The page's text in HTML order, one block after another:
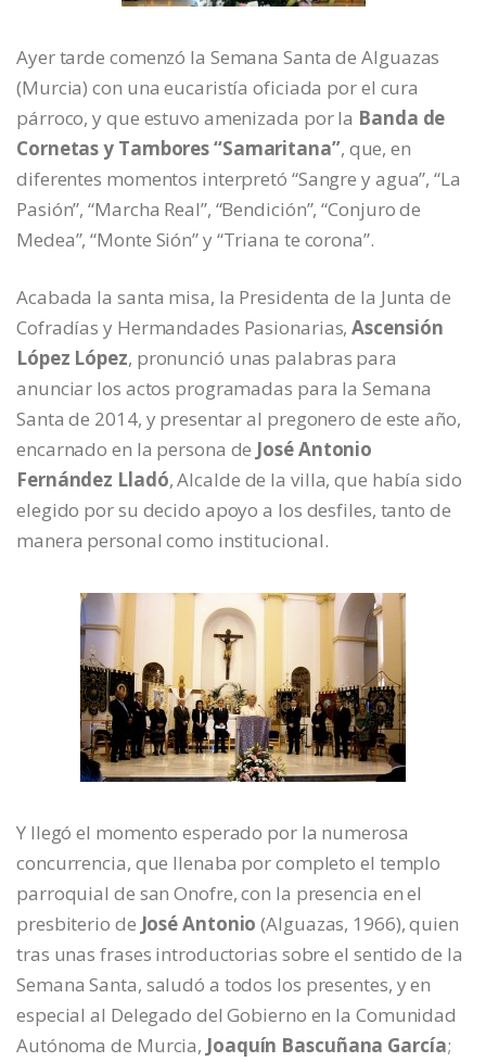
Ayer tarde comenzó la Semana Santa de Alguazas
(Murcia) con una eucaristía oficiada por el cura
párroco, y que estuvo amenizada por la Banda de
Cornetas y Tambores “Samaritana”, que, en
diferentes momentos interpretó “Sangre y agua”, “La
Pasión”, “Marcha Real”, “Bendición”, “Conjuro de
Medea”, “Monte Sión” y “Triana te corona”.
Acabada la santa misa, la Presidenta de la Junta de
Cofradías y Hermandades Pasionarias,Ascensión
López López, pronunció unas palabras para
anunciar los actos programadas para la Semana
Santa de 2014, y presentar al pregonero de este año,
encarnado en la persona de José Antonio
Fernández Lladó, Alcalde de la villa, que había sido
elegido por su decido apoyo a los desfiles, tanto de
manera personal como institucional.
Y llegó el momento esperado por la numerosa
concurrencia, que llenaba por completo el templo
parroquial de san Onofre, con la presencia en el
presbiterio de José Antonio (Alguazas, 1966), quien
tras unas frases introductorias sobre el sentido de la
Semana Santa, saludó a todos los presentes, y en
especial al Delegado del Gobierno en la Comunidad
Autónoma de Murcia, Joaquín Bascuñana García;